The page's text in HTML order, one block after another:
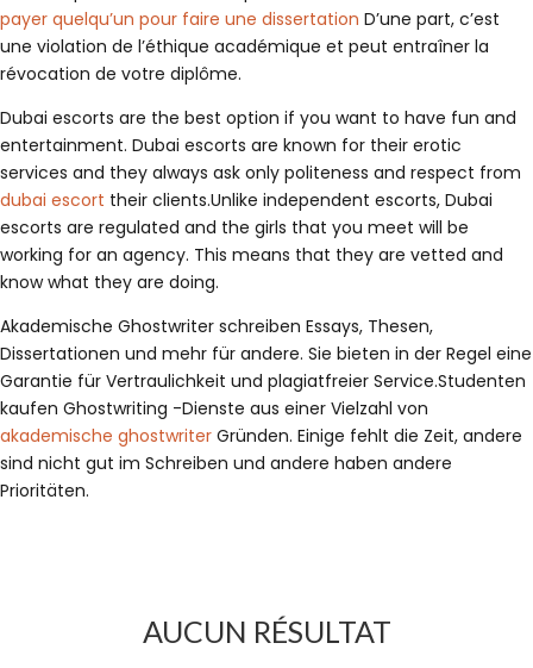
payer quelqu’un pour faire une dissertation D’une part, c’est
une violation de l’éthique académique et peut entraîner la
révocation de votre diplôme.
Dubai escorts are the best option if you want to have fun and
entertainment. Dubai escorts are known for their erotic
services and they always ask only politeness and respect from
dubai escort their clients.Unlike independent escorts, Dubai
escorts are regulated and the girls that you meet will be
working for an agency. This means that they are vetted and
know what they are doing.
Akademische Ghostwriter schreiben Essays, Thesen,
Dissertationen und mehr für andere. Sie bieten in der Regel eine
Garantie für Vertraulichkeit und plagiatfreier Service.Studenten
kaufen Ghostwriting -Dienste aus einer Vielzahl von
akademische ghostwriter Gründen. Einige fehlt die Zeit, andere
sind nicht gut im Schreiben und andere haben andere
Prioritäten.
AUCUN RÉSULTAT